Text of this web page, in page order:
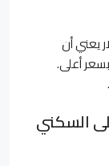
يعني أن
أعلى.
السكني